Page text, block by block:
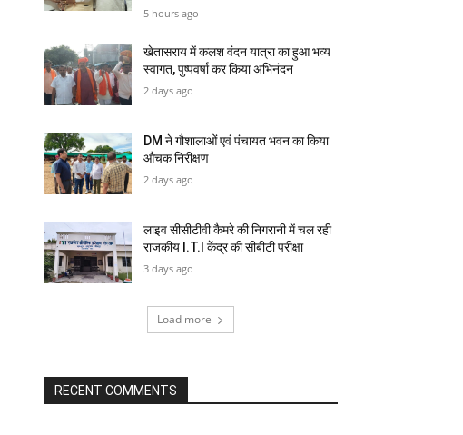
5 hours ago
खेतासराय में कलश वंदन यात्रा का हुआ भव्य
स्वागत, पुष्पवर्षा कर किया अभिनंदन
2 days ago
DM ने गौशालाओं एवं पंचायत भवन का किया
औचक निरीक्षण
2 days ago
लाइव सीसीटीवी कैमरे की निगरानी में चल रही
राजकीय I.T.I केंद्र की सीबीटी परीक्षा
3 days ago
Load more
RECENT COMMENTS